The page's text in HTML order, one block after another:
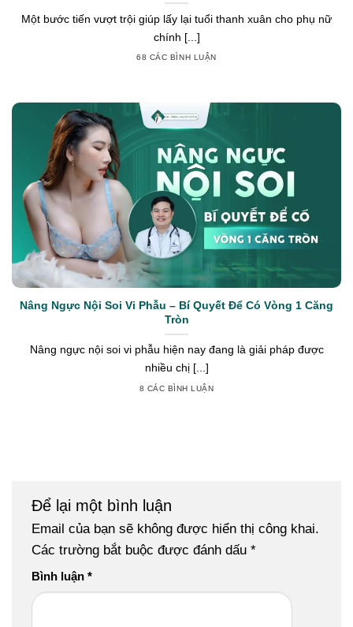
Một bước tiến vượt trội giúp lấy lại tuổi thanh xuân cho phụ nữ
chính [...]
68 CÁC BÌNH LUẬN
Nâng Ngực Nội Soi Vi Phẫu – Bí Quyết Để Có Vòng 1 Căng
Tròn
Nâng ngực nội soi vi phẫu hiện nay đang là giải pháp được
nhiều chị [...]
8 CÁC BÌNH LUẬN
Để lại một bình luận
Email của bạn sẽ không được hiển thị công khai.
Các trường bắt buộc được đánh dấu *
Bình luận *